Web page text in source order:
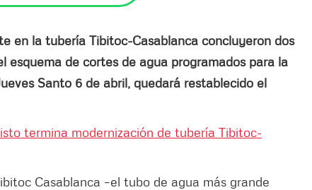
en la tubería Tibitoc-Casablanca concluyeron dos
esquema de cortes de agua programados para la
Santo 6 de abril, quedará restablecido el
termina modernización de tubería Tibitoc-
Casablanca –el tubo de agua más grande